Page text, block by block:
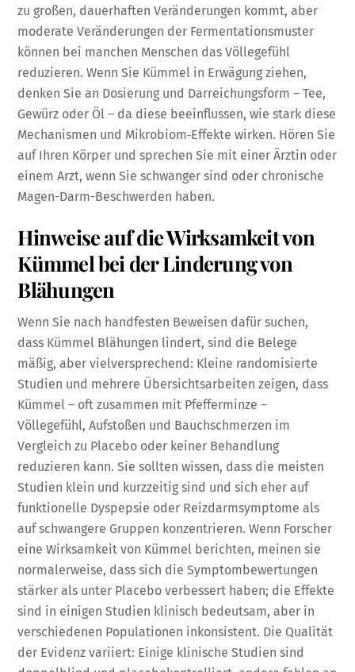
zu großen, dauerhaften Veränderungen kommt, aber
moderate Veränderungen der Fermentationsmuster
können bei manchen Menschen das Völlegefühl
reduzieren. Wenn Sie Kümmel in Erwägung ziehen,
denken Sie an Dosierung und Darreichungsform – Tee,
Gewürz oder Öl – da diese beeinflussen, wie stark diese
Mechanismen und Mikrobiom‑Effekte wirken. Hören Sie
auf Ihren Körper und sprechen Sie mit einer Ärztin oder
einem Arzt, wenn Sie schwanger sind oder chronische
Magen-Darm-Beschwerden haben.
Hinweise auf die Wirksamkeit von
Kümmel bei der Linderung von
Blähungen
Wenn Sie nach handfesten Beweisen dafür suchen,
dass Kümmel Blähungen lindert, sind die Belege
mäßig, aber vielversprechend: Kleine randomisierte
Studien und mehrere Übersichtsarbeiten zeigen, dass
Kümmel – oft zusammen mit Pfefferminze –
Völlegefühl, Aufstoßen und Bauchschmerzen im
Vergleich zu Placebo oder keiner Behandlung
reduzieren kann. Sie sollten wissen, dass die meisten
Studien klein und kurzzeitig sind und sich eher auf
funktionelle Dyspepsie oder Reizdarmsymptome als
auf schwangere Gruppen konzentrieren. Wenn Forscher
eine Wirksamkeit von Kümmel berichten, meinen sie
normalerweise, dass sich die Symptombewertungen
stärker als unter Placebo verbessert haben; die Effekte
sind in einigen Studien klinisch bedeutsam, aber in
verschiedenen Populationen inkonsistent. Die Qualität
der Evidenz variiert: Einige klinische Studien sind